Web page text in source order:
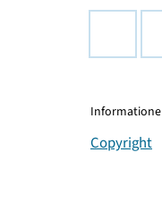
Copyright